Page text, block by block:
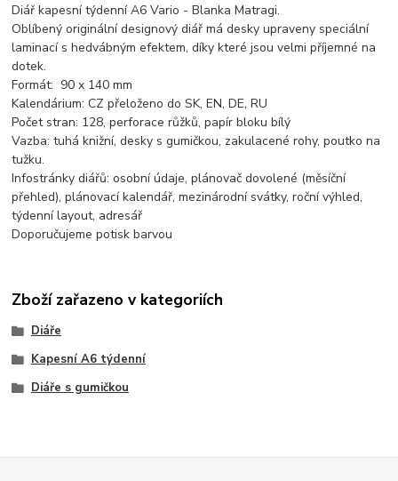
Diář kapesní týdenní A6 Vario - Blanka Matragi.
Oblíbený originální designový diář má desky upraveny speciální
laminací s hedvábným efektem, díky které jsou velmi příjemné na
dotek.
Formát: 90 x 140 mm
Kalendárium: CZ přeloženo do SK, EN, DE, RU
Počet stran: 128, perforace růžků, papír bloku bílý
Vazba: tuhá knižní, desky s gumičkou, zakulacené rohy, poutko na
tužku.
Infostránky diářů: osobní údaje, plánovač dovolené (měsíční
přehled), plánovací kalendář, mezinárodní svátky, roční výhled,
týdenní layout, adresář
Doporučujeme potisk barvou
Zboží zařazeno v kategoriích
Diáře
Kapesní A6 týdenní
Diáře s gumičkou